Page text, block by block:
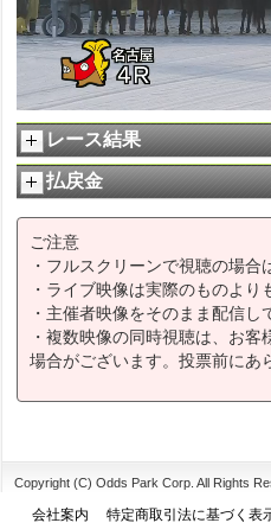
レース結果
払戻金
ご注意
・フルスクリーンで視聴の場
・ライブ映像は実際のものより
・主催者映像をそのまま配信
・複数映像の同時視聴は、お
場合がございます。投票前にあ
Copyright (C) Odds Park Corp. All Rights
会社案内 特定商取引法に基づく表